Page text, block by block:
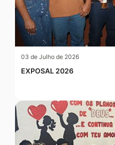
03 de Julho de 2026
EXPOSAL 2026